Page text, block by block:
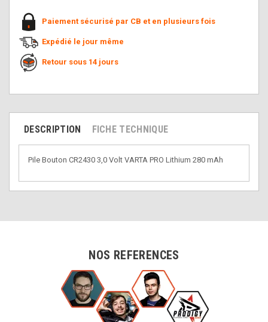
Paiement sécurisé par CB et en plusieurs fois
Expédié le jour même
Retour sous 14 jours
DESCRIPTION FICHE TECHNIQUE
Pile Bouton CR2430 3,0 Volt VARTA PRO Lithium 280 mAh
NOS REFERENCES